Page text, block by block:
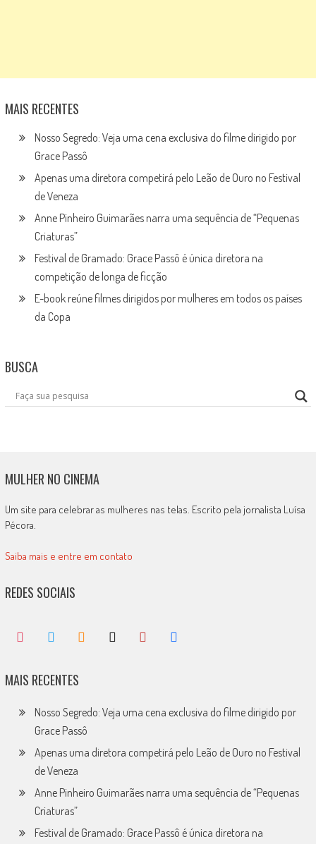
MAIS RECENTES
Nosso Segredo: Veja uma cena exclusiva do filme dirigido por
Grace Passô
Apenas uma diretora competirá pelo Leão de Ouro no Festival
de Veneza
Anne Pinheiro Guimarães narra uma sequência de “Pequenas
Criaturas”
Festival de Gramado: Grace Passô é única diretora na
competição de longa de ficção
E-book reúne filmes dirigidos por mulheres em todos os países
da Copa
BUSCA
MULHER NO CINEMA
Um site para celebrar as mulheres nas telas. Escrito pela jornalista Luísa
Pécora.
Saiba mais e entre em contato
REDES SOCIAIS
MAIS RECENTES
Nosso Segredo: Veja uma cena exclusiva do filme dirigido por
Grace Passô
Apenas uma diretora competirá pelo Leão de Ouro no Festival
de Veneza
Anne Pinheiro Guimarães narra uma sequência de “Pequenas
Criaturas”
Festival de Gramado: Grace Passô é única diretora na